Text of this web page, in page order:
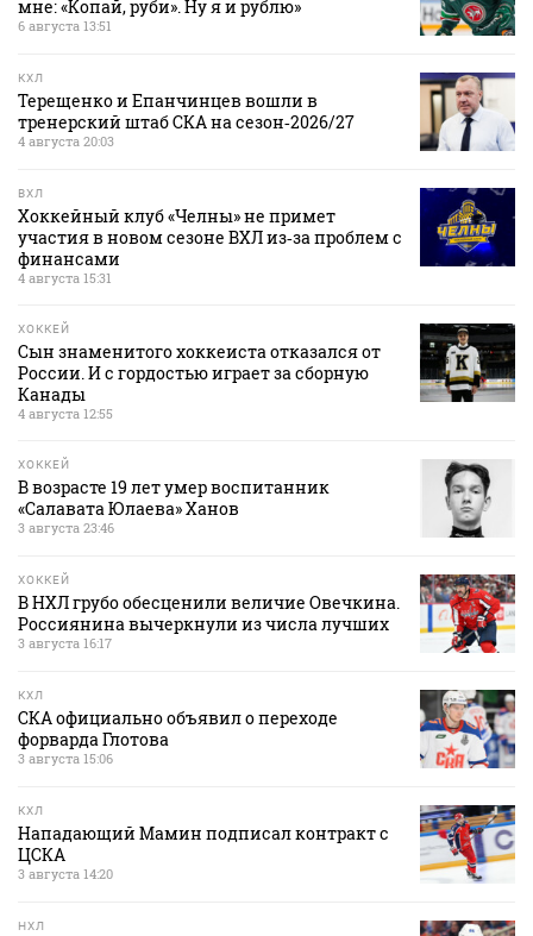
мне: «Копай, руби». Ну я и рублю»
6 августа 13:51
КХЛ
Терещенко и Епанчинцев вошли в
тренерский штаб СКА на сезон‑2026/27
4 августа 20:03
ВХЛ
Хоккейный клуб «Челны» не примет
участия в новом сезоне ВХЛ из‑за проблем с
финансами
4 августа 15:31
ХОККЕЙ
Сын знаменитого хоккеиста отказался от
России. И с гордостью играет за сборную
Канады
4 августа 12:55
ХОККЕЙ
В возрасте 19 лет умер воспитанник
«Салавата Юлаева» Ханов
3 августа 23:46
ХОККЕЙ
В НХЛ грубо обесценили величие Овечкина.
Россиянина вычеркнули из числа лучших
3 августа 16:17
КХЛ
СКА официально объявил о переходе
форварда Глотова
3 августа 15:06
КХЛ
Нападающий Мамин подписал контракт с
ЦСКА
3 августа 14:20
НХЛ